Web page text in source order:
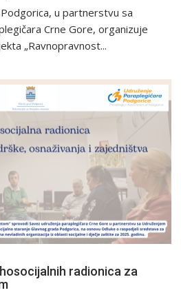
u partnerstvu sa
Crne Gore, organizuje
„Ravnopravnost...
radionica za